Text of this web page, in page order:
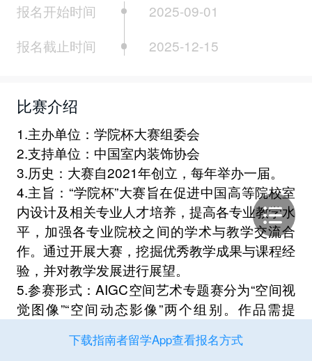
报名开始时间
2025-09-01
报名截止时间
2025-12-15
比赛介绍
1.主办单位：学院杯大赛组委会
2.支持单位：中国室内装饰协会
3.历史：大赛自2021年创立，每年举办一届。
4.主旨：“学院杯”大赛旨在促进中国高等院校室
内设计及相关专业人才培养，提高各专业教学水
平，加强各专业院校之间的学术与教学交流合
作。通过开展大赛，挖掘优秀教学成果与课程经
验，并对教学发展进行展望。
5.参赛形式：AIGC空间艺术专题赛分为“空间视
觉图像”“空间动态影像”两个组别。作品需提
需提交使用AI工具的过程文件，清晰地表达设计
下载指南者留学App查看报名方式